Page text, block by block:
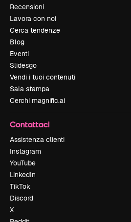
Recensioni
Lavora con noi
Cerca tendenze
Blog
Eventi
Slidesgo
Vendi i tuoi contenuti
Sala stampa
Cerchi magnific.ai
Contattaci
Assistenza clienti
Instagram
YouTube
LinkedIn
TikTok
Discord
X